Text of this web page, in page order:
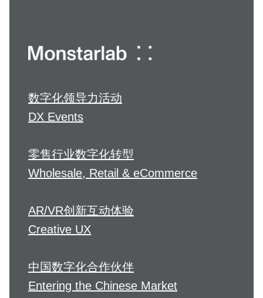
数字化领导力活动
DX Events
零售行业数字化转型
Wholesale, Retail & eCommerce
AR/VR创新互动体验
Creative UX
中国数字化合作伙伴
Entering the Chinese Market